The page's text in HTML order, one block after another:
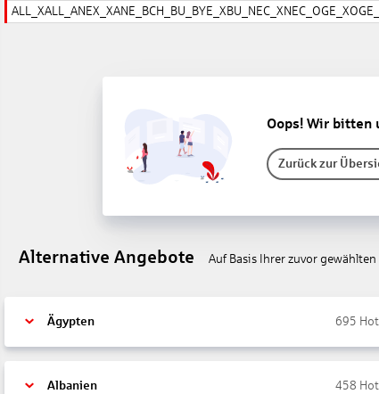
Oops! Wir bitten
Zurück zur
Alternative Angebote Auf Basis Ihrer zuvor
Ägypten 695
Albanien 458